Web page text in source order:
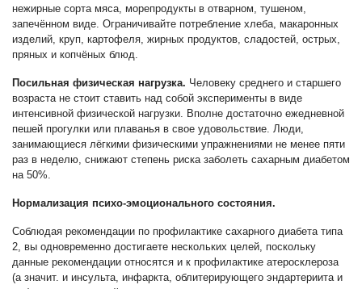
нежирные сорта мяса, морепродукты в отварном, тушеном,
запечённом виде. Ограничивайте потребление хлеба, макаронных
изделий, круп, картофеля, жирных продуктов, сладостей, острых,
пряных и копчёных блюд.
Посильная физическая нагрузка. Человеку среднего и старшего
возраста не стоит ставить над собой эксперименты в виде
интенсивной физической нагрузки. Вполне достаточно ежедневной
пешей прогулки или плаванья в свое удовольствие. Люди,
занимающиеся лёгкими физическими упражнениями не менее пяти
раз в неделю, снижают степень риска заболеть сахарным диабетом
на 50%.
Нормализация психо-эмоционального состояния.
Соблюдая рекомендации по профилактике сахарного диабета типа
2, вы одновременно достигаете нескольких целей, поскольку
данные рекомендации относятся и к профилактике атеросклероза
(а значит. и инсульта, инфаркта, облитерирующего эндартериита и